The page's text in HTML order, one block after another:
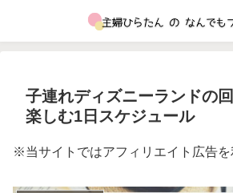
子連れディズニーランドの
楽しむ1日スケジュール
※当サイトではアフィリエイト広告を